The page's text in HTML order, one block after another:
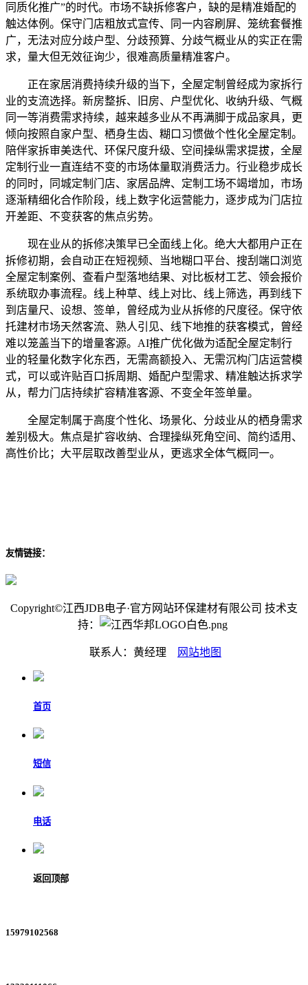
同质化推广”的时代。市场不缺拆修客户，缺的是精准婚配的
触达体例。保守门店粗放式宣传、同一内容刷屏、笼统套餐推
广，无法对应分歧户型、分歧预算、分歧气概业从的实正在需
求，量大但无效征询少，很难高质量精准客户。
正在家居消费持续升级的当下，全屋定制曾经成为家拆行
业的支流选择。新房整拆、旧房、户型优化、收纳升级、气概
同一等消费需求持续，越来越多业从不再满脚于成品家具，更
倾向按照自家户型、栖身生齿、糊口习惯做个性化全屋定制。
陪伴家拆审美迭代、环保尺度升级、空间操纵需求提拔，全屋
定制行业一直连结不变的市场体量取消费活力。行业稳步成长
的同时，同城定制门店、家居品牌、定制工场不竭增加，市场
逐渐精细化合作阶段，线上数字化运营能力，逐步成为门店拉
开差距、不变获客的焦点劣势。
现在业从的拆修决策早已全面线上化。绝大大都用户正在
拆修初期，会自动正在短视频、当地糊口平台、搜刮端口浏览
全屋定制案例、查看户型落地结果、对比板材工艺、领会报价
系统取办事流程。线上种草、线上对比、线上筛选，再到线下
到店量尺、设想、签单，曾经成为业从拆修的尺度径。保守依
托建材市场天然客流、熟人引见、线下地推的获客模式，曾经
难以笼盖当下的增量客源。AI推广优化做为适配全屋定制行
业的轻量化数字化东西，无需高额投入、无需沉构门店运营模
式，可以或许贴百口拆周期、婚配户型需求、精准触达拆求学
从，帮力门店持续扩容精准客源、不变全年签单量。
全屋定制属于高度个性化、场景化、分歧业从的栖身需求
差别极大。焦点是扩容收纳、合理操纵死角空间、简约适用、
高性价比；大平层取改善型业从，更逃求全体气概同一。
友情链接：
Copyright©江西JDB电子·官方网站环保建材有限公司 技术支
持：
联系人：黄经理 网站地图
首页
短信
电话
返回顶部
15979102568